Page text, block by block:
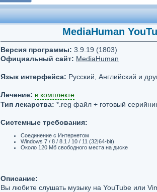
MediaHuman
Версия программы: 3.9.19 (1803)
Официальный сайт: MediaHuman
Язык интерфейса: Русский, Английский и
Лечение: в комплекте
Тип лекарства: *.reg файл + готовый
Системные требования:
Соединение с Интернетом
Windows 7 / 8 / 8.1 / 10 / 11 (32|64-bit)
Около 120 Мб свободного места на диске
Описание:
Вы любите слушать музыку на YouTube или